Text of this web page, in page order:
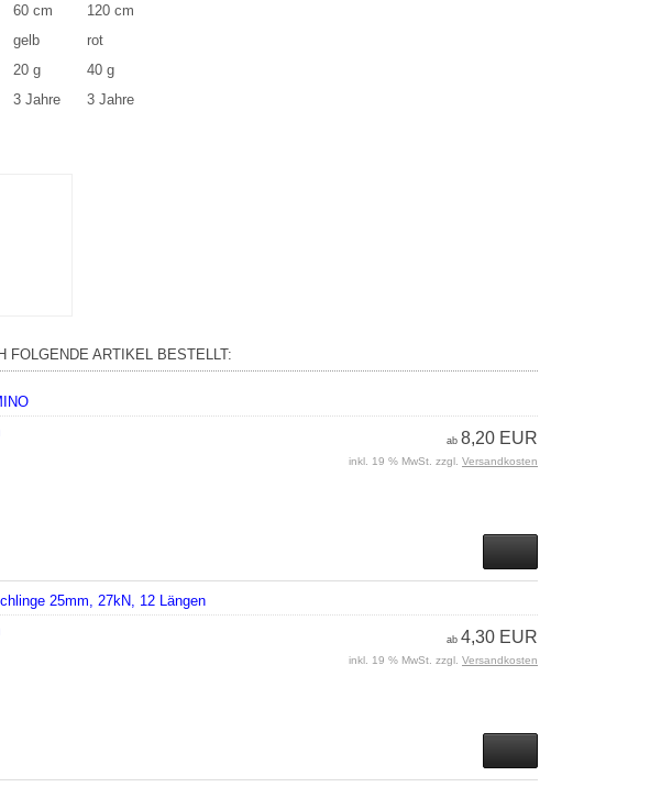
60 cm
120 cm
gelb
rot
20 g
40 g
3 Jahre 3 Jahre
FOLGENDE ARTIKEL BESTELLT:
ab 8,20 EUR
inkl. 19 % MwSt. zzgl. Versandkosten
25mm, 27kN, 12 Längen
ab 4,30 EUR
inkl. 19 % MwSt. zzgl. Versandkosten